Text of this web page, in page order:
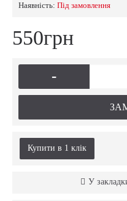
Наявність: Пiд замовлення
550грн
-
Купити в 1 клiк
У